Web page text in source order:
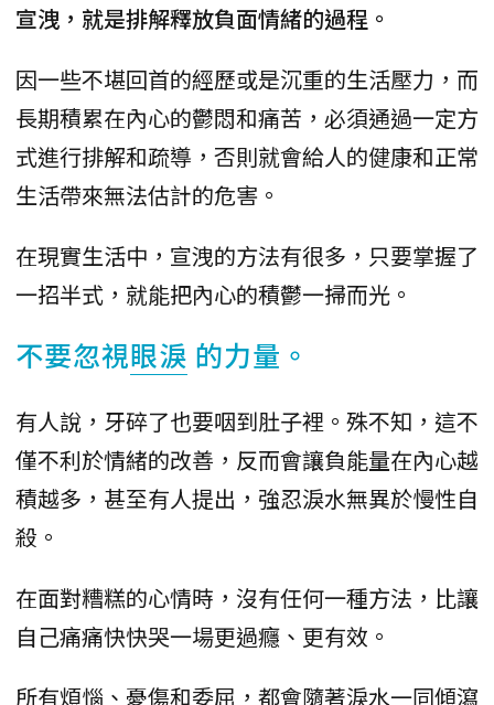
宣洩，就是排解釋放負面情緒的過程。
因一些不堪回首的經歷或是沉重的生活壓力，而
長期積累在內心的鬱悶和痛苦，必須通過一定方
式進行排解和疏導，否則就會給人的健康和正常
生活帶來無法估計的危害。
在現實生活中，宣洩的方法有很多，只要掌握了
一招半式，就能把內心的積鬱一掃而光。
不要忽視眼淚 的力量。
有人說，牙碎了也要咽到肚子裡。殊不知，這不
僅不利於情緒的改善，反而會讓負能量在內心越
積越多，甚至有人提出，強忍淚水無異於慢性自
殺。
在面對糟糕的心情時，沒有任何一種方法，比讓
自己痛痛快快哭一場更過癮、更有效。
所有煩惱、憂傷和委屈，都會隨著淚水一同傾瀉